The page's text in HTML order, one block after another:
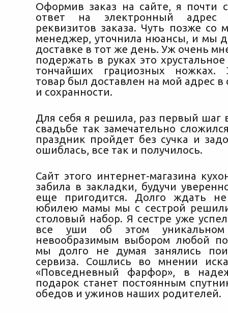
Оформив заказ на сайте, я почти
ответ на электронный адрес
реквизитов заказа. Чуть позже со
менеджер, уточнила нюансы, и мы
доставке в тот же день. Уж очень
подержать в руках это
тончайших грациозных ножках.
товар был доставлен на мой адрес в
и сохранности.
Для себя я решила, раз первый шаг
свадьбе так замечательно
праздник пройдет без сучка и
ошиблась, все так и получилось.
Сайт этого интернет-магазина
забила в закладки, будучи
еще пригодится. Долго ждать
юбилею мамы мы с сестрой
столовый набор. Я сестре уже
все уши об этом
невообразимым выбором любой
мы долго не думая занялись
сервиза. Сошлись во мнении
«Повседневный фарфор», в
подарок станет постоянным
обедов и ужинов наших родителей.